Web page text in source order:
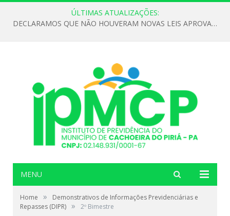
ÚLTIMAS ATUALIZAÇÕES:
DECLARAMOS QUE NÃO HOUVERAM NOVAS LEIS APROVADAS ATÉ O MOMENTO PARA O INSTITUTO DE PREVIDÊNCIA NO ANO DE 2026
MENU
Home »
Demonstrativos de Informações Previdenciárias e
Repasses (DIPR) » 2º Bimestre